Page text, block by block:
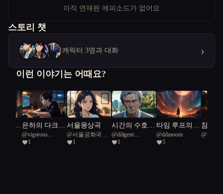
아직 연재된 에피소드가 없어요
스토리 챗
캐릭터 3명과 대화 ›
이런 이야기는 어때요?
은하의 다크
히어로
@vigorous
Rainbow Fish 36
1
서울몽상곡
@서울공화국일
급시민
1
시간의 수호
자: 서울의 비
밀 추격전
@diligent
European otter 42
1
타임 루프의
해적들: 디지
털 서울의 모
@ddasoom
5
잠들
기사
@